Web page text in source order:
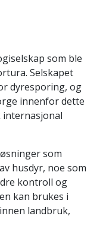
som ble
Selskapet
dyresporing, og
innenfor dette
internasjonal
som
husdyr, noe som
kontroll og
kan brukes i
landbruk,